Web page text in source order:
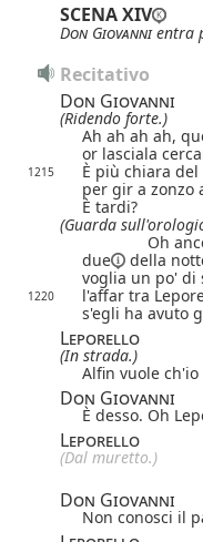
SCENA XIV
Don Giovannientra
Recitativo
Don Giovanni
(Ridendo forte.)
Ah ah ah ah,
or lasciala
1215
È più chiara
per gir a zonzo
È tardi?
(Guarda
Oh
due
della
voglia un po' di
1220
l'affar tra
s'egli ha avuto
Leporello
(In strada.)
Alfin vuole
Don Giovanni
È desso. Oh
Leporello
(Dal muretto.)
Don Giovanni
Non conosci il